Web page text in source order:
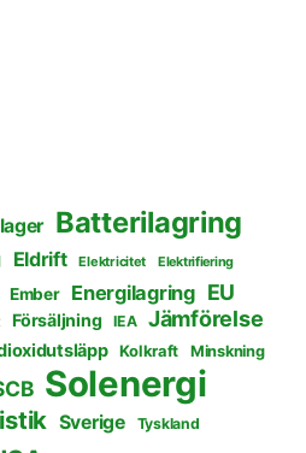
Batterilagring
Eldrift Elektricitet Elektrifiering
Ember Energilagring EU
Försäljning IEA Jämförelse
Kolkraft Minskning
Solenergi
Sverige Tyskland